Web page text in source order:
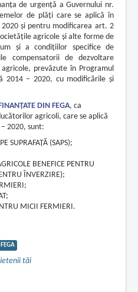
de urgenţă a Guvernului nr.
de plăţi care se aplică în
şi pentru modificarea art. 2
agricole şi alte forme de
şi a condiţiilor specifice de
compensatorii de dezvoltare
prevăzute în Programul
2014 – 2020, cu modificările şi
DIN FEGA, ca
agricoli, care se aplică
2020, sunt:
SUPRAFAŢĂ (SAPS);
BENEFICE PENTRU
ÎNVERZIRE);
MICII FERMIERI.
tăi